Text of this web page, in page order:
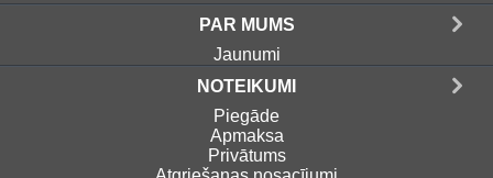
PAR MUMS
Jaunumi
NOTEIKUMI
Piegāde
Apmaksa
Privātums